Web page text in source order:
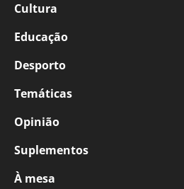
Cultura
Educação
Desporto
Temáticas
Opinião
Suplementos
À mesa